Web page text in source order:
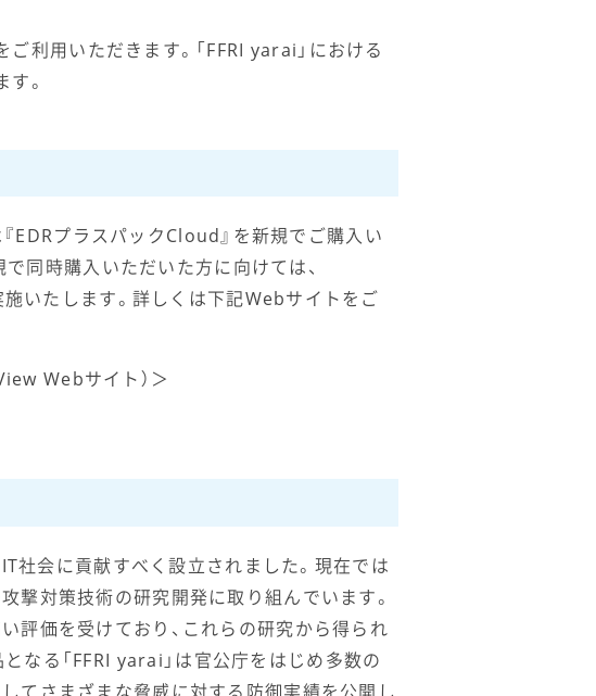
利用いただきます。「FFRI yarai」における
。
EDRプラスパックCloud』を新規でご購入い
同時購入いただいた方に向けては、
いたします。詳しくは下記Webサイトをご
Webサイト）＞
社会に貢献すべく設立されました。現在では
撃対策技術の研究開発に取り組んでいます。
評価を受けており、これらの研究から得られ
なる「FFRI yarai」は官公庁をはじめ多数の